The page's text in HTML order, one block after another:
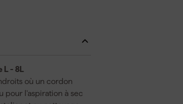
L - 8L
où un cordon
pour l'aspiration à sec